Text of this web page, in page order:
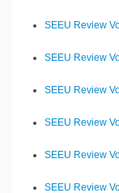
SEEU Review
SEEU Review
SEEU Review
SEEU Review
SEEU Review
SEEU Review